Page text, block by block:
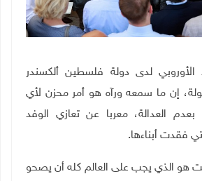
الأوروبي لدى دولة فلسطين ألكسندر
إن ما سمعه ورآه هو أمر محزن لأي
العدالة، معربا عن تعازي الوفد
فقدت أبناءها.
هو الذي يجب على العالم كله أن يصحو